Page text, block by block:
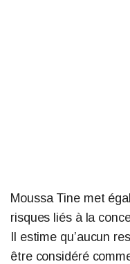
Moussa Tine met
risques liés à la
Il estime qu’aucun
être considéré